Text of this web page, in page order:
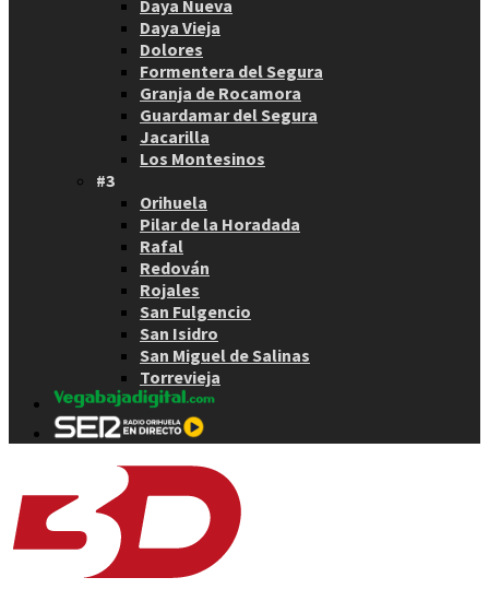
Daya Nueva
Daya Vieja
Dolores
Formentera del Segura
Granja de Rocamora
Guardamar del Segura
Jacarilla
Los Montesinos
#3
Orihuela
Pilar de la Horadada
Rafal
Redován
Rojales
San Fulgencio
San Isidro
San Miguel de Salinas
Torrevieja